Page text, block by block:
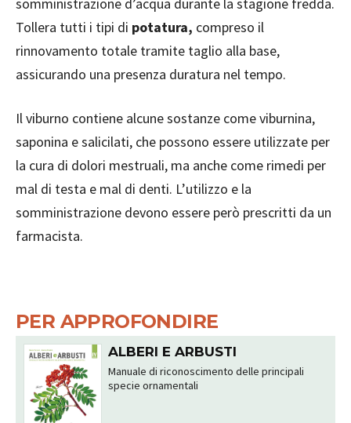
Tollera tutti i tipi di potatura, compreso il
rinnovamento totale tramite taglio alla base,
assicurando una presenza duratura nel tempo.
Il viburno contiene alcune sostanze come viburnina,
saponina e salicilati, che possono essere utilizzate per
la cura di dolori mestruali, ma anche come rimedi per
mal di testa e mal di denti. L’utilizzo e la
somministrazione devono essere però prescritti da un
farmacista.
PER APPROFONDIRE
ALBERI E ARBUSTI
Manuale di riconoscimento delle principali
specie ornamentali